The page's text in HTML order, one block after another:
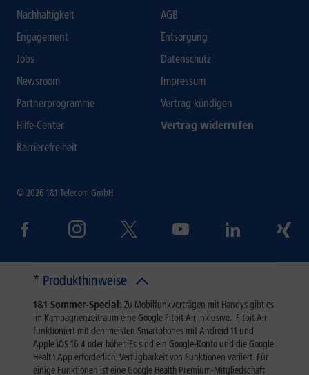
Nachhaltigkeit
Engagement
Jobs
Newsroom
Partnerprogramme
Hilfe-Center
Barrierefreiheit
AGB
Entsorgung
Datenschutz
Impressum
Vertrag kündigen
Vertrag widerrufen
© 2026 1&1 Telecom GmbH